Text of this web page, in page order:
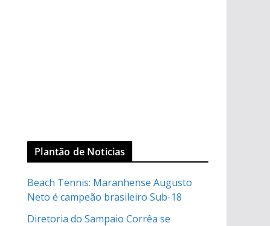
Plantão de Noticias
Beach Tennis: Maranhense Augusto
Neto é campeão brasileiro Sub-18
Diretoria do Sampaio Corrêa se